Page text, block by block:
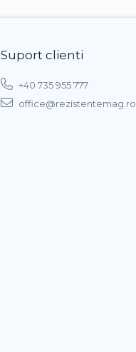
Suport clienti
+40 735 955 777
office@rezistentemag.ro